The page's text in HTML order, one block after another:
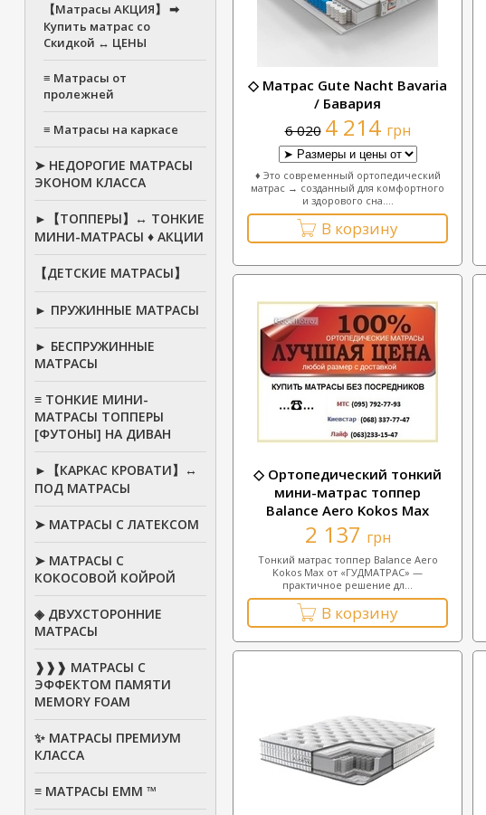
【Матрасы АКЦИЯ】 ➡
Купить матрас со
Скидкой ↔ ЦЕНЫ
≡ Матрасы от
пролежней
≡ Матрасы на каркасе
➤ НЕДОРОГИЕ МАТРАСЫ
ЭКОНОМ КЛАССА
►【ТОППЕРЫ】↔ ТОНКИЕ
МИНИ-МАТРАСЫ ♦ АКЦИИ
【ДЕТСКИЕ МАТРАСЫ】
► ПРУЖИННЫЕ МАТРАСЫ
► БЕСПРУЖИННЫЕ
МАТРАСЫ
≡ ТОНКИЕ МИНИ-
МАТРАСЫ ТОППЕРЫ
[ФУТОНЫ] НА ДИВАН
►【КАРКАС КРОВАТИ】↔
ПОД МАТРАСЫ
➤ МАТРАСЫ С ЛАТЕКСОМ
➤ МАТРАСЫ С
КОКОСОВОЙ КОЙРОЙ
◈ ДВУХСТОРОННИЕ
МАТРАСЫ
❱❱❱ МАТРАСЫ С
ЭФФЕКТОМ ПАМЯТИ
MEMORY FOAM
✨ МАТРАСЫ ПРЕМИУМ
КЛАССА
≡ МАТРАСЫ ЕММ ™
◇ Матрас Gute Nacht Bavaria
/ Бавария
6 020 4 214 грн
♦ Это современный ортопедический
матрас → созданный для комфортного
и здорового сна....
В корзину
◇ Ортопедический тонкий
мини-матрас топпер
Balance Aero Kokos Max
2 137 грн
Тонкий матрас топпер Balance Aero
Kokos Max от «ГУДМАТРАС» —
практичное решение дл...
В корзину